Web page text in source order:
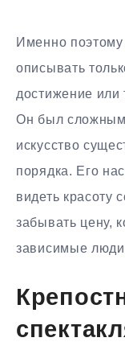
Именно поэтому
описывать
достижение или
Он был сложным
искусство
порядка. Его
видеть красоту
забывать цену,
зависимые